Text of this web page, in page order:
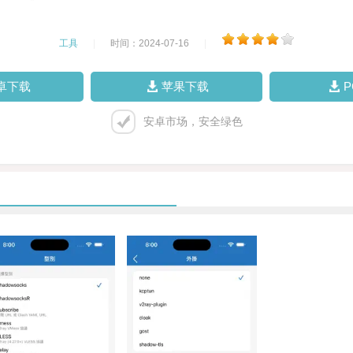
工具 时间：2024-07-16
下载 苹果下载
安卓市场，安全绿色